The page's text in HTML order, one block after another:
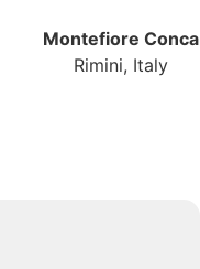
Montefiore Conca
Rimini, Italy